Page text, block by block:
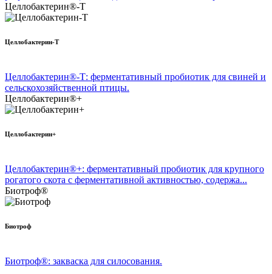
Целлобактерин®-Т
Целлобактерин-Т
Целлобактерин®-Т: ферментативный пробиотик для свиней и
сельскохозяйственной птицы.
Целлобактерин®+
Целлобактерин+
Целлобактерин®+: ферментативный пробиотик для крупного
рогатого скота с ферментативной активностью, содержа...
Биотроф®
Биотроф
Биотроф®: закваска для силосования.